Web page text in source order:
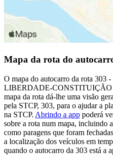
Mapa da rota do
O mapa do autocarro da rota
LIBERDADE-CONSTITUIÇÃO
mapa da rota dá-lhe uma visão
pela STCP, 303, para o ajudar a
na STCP. Abrindo a app poderá
sobre a rota num mapa, incluindo
como paragens que foram
a localização dos veículos em
quando o autocarro da 303 está a